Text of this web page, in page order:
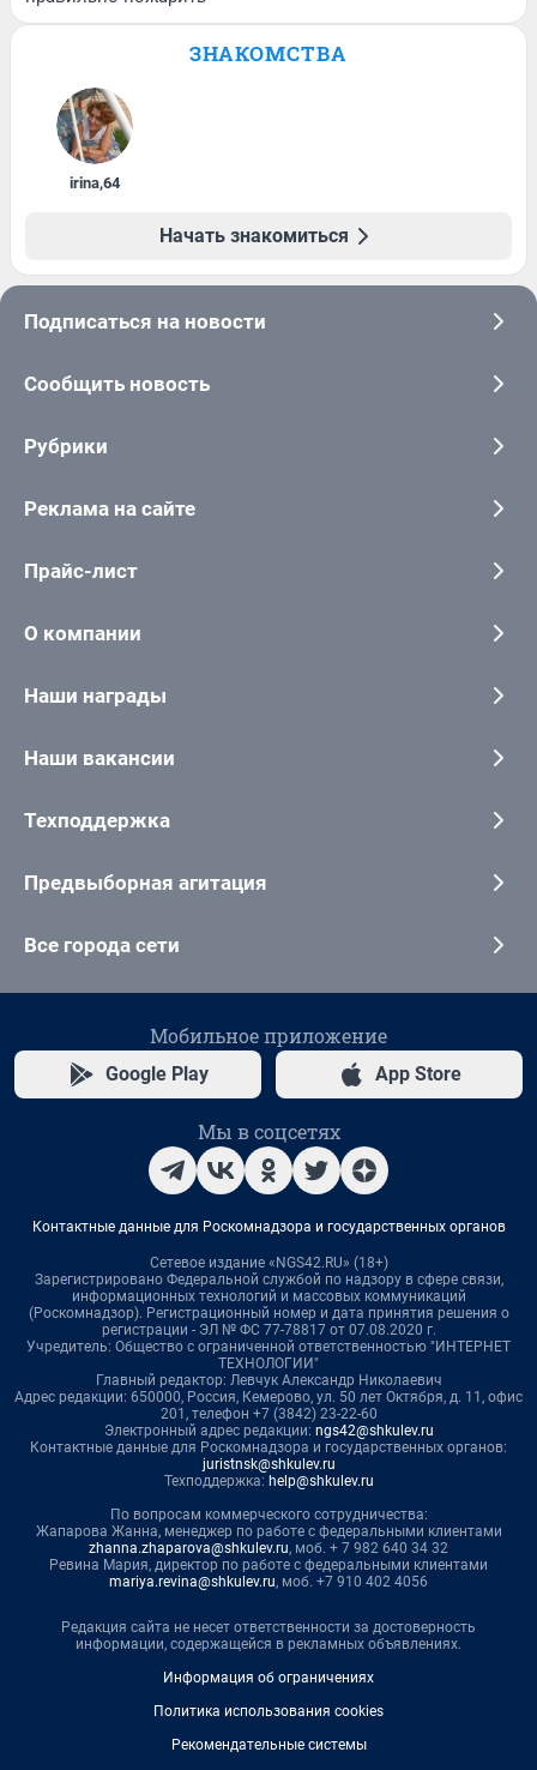
ЗНАКОМСТВА
irina,64
Начать знакомиться
Подписаться на новости
Сообщить новость
Рубрики
Реклама на сайте
Прайс-лист
О компании
Наши награды
Наши вакансии
Техподдержка
Предвыборная агитация
Все города сети
Мобильное приложение
Google Play App Store
Мы в соцсетях
Контактные данные для Роскомнадзора и государственных органов
Сетевое издание «NGS42.RU» (18+)
Зарегистрировано Федеральной службой по надзору в сфере связи,
информационных технологий и массовых коммуникаций
(Роскомнадзор). Регистрационный номер и дата принятия решения о
регистрации - ЭЛ № ФС 77-78817 от 07.08.2020 г.
Учредитель: Общество с ограниченной ответственностью "ИНТЕРНЕТ
ТЕХНОЛОГИИ"
Главный редактор: Левчук Александр Николаевич
Адрес редакции: 650000, Россия, Кемерово, ул. 50 лет Октября, д. 11, офис
201, телефон +7 (3842) 23-22-60
Электронный адрес редакции: ngs42@shkulev.ru
Контактные данные для Роскомнадзора и государственных органов:
juristnsk@shkulev.ru
Техподдержка: help@shkulev.ru
По вопросам коммерческого сотрудничества:
Жапарова Жанна, менеджер по работе с федеральными клиентами
zhanna.zhaparova@shkulev.ru, моб. + 7 982 640 34 32
Ревина Мария, директор по работе с федеральными клиентами
mariya.revina@shkulev.ru, моб. +7 910 402 4056
Редакция сайта не несет ответственности за достоверность
информации, содержащейся в рекламных объявлениях.
Информация об ограничениях
Политика использования cookies
Рекомендательные системы